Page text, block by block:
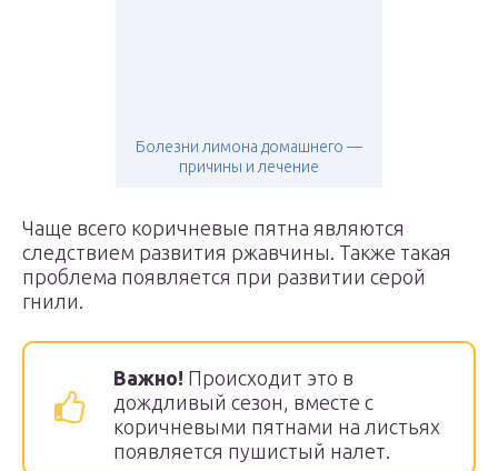
Болезни лимона домашнего —
причины и лечение
Чаще всего коричневые пятна являются
следствием развития ржавчины. Также такая
проблема появляется при развитии серой
гнили.
Важно! Происходит это в
дождливый сезон, вместе с
коричневыми пятнами на листьях
появляется пушистый налет.